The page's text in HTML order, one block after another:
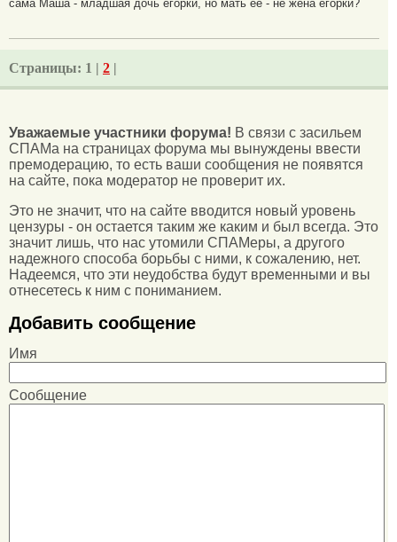
сама Маша - младшая дочь егорки, но мать ее - не жена егорки?
Страницы: 1 | 2 |
Уважаемые участники форума! В связи с засильем
СПАМа на страницах форума мы вынуждены ввести
премодерацию, то есть ваши сообщения не появятся
на сайте, пока модератор не проверит их.
Это не значит, что на сайте вводится новый уровень
цензуры - он остается таким же каким и был всегда. Это
значит лишь, что нас утомили СПАМеры, а другого
надежного способа борьбы с ними, к сожалению, нет.
Надеемся, что эти неудобства будут временными и вы
отнесетесь к ним с пониманием.
Добавить сообщение
Имя
Сообщение